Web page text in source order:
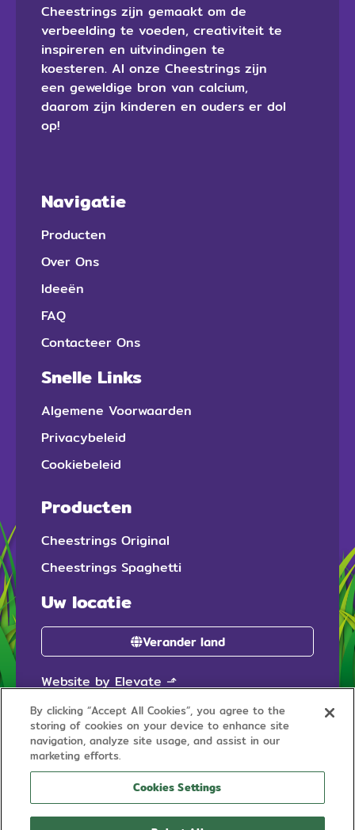
Cheestrings zijn gemaakt om de
verbeelding te voeden, creativiteit te
inspireren en uitvindingen te
koesteren. Al onze Cheestrings zijn
een geweldige bron van calcium,
daarom zijn kinderen en ouders er dol
op!
Navigatie
Producten
Over Ons
Ideeën
FAQ
Contacteer Ons
Snelle Links
Algemene Voorwaarden
Privacybeleid
Cookiebeleid
Producten
Cheestrings Original
Cheestrings Spaghetti
Uw locatie
Verander land
Website by Elevate ⬏
© 2026 Cheestrings is een geregistreerd handelsmerk van
By clicking “Accept All Cookies”, you agree to the
storing of cookies on your device to enhance site
navigation, analyze site usage, and assist in our
marketing efforts.
Cookies Settings